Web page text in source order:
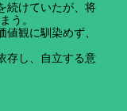
続けていたが、将
う。
値観に馴染めず、
存し、自立する意